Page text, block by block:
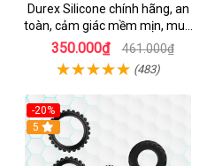
Durex Silicone chính hãng, an
toàn, cảm giác mềm mịn, mua
ngay
350.000₫ 461.000₫
(483)
-20%
Hot
5